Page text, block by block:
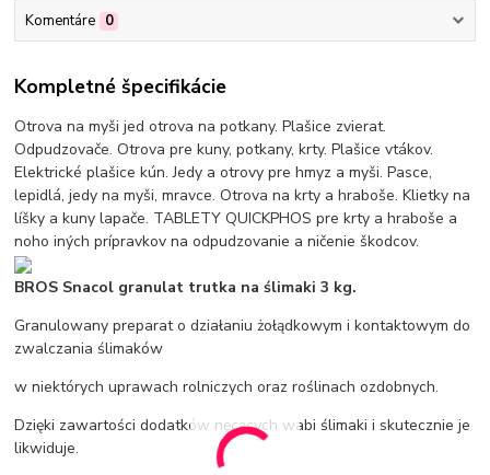
Komentáre 0
Kompletné špecifikácie
Otrova na myši jed otrova na potkany. Plašice zvierat.
Odpudzovače. Otrova pre kuny, potkany, krty. Plašice vtákov.
Elektrické plašice kún. Jedy a otrovy pre hmyz a myši. Pasce,
lepidlá, jedy na myši, mravce. Otrova na krty a hraboše. Klietky na
líšky a kuny lapače. TABLETY QUICKPHOS pre krty a hraboše a
noho iných prípravkov na odpudzovanie a ničenie škodcov.
BROS Snacol granulat trutka na ślimaki 3 kg.
Granulowany preparat o działaniu żołądkowym i kontaktowym do
zwalczania ślimaków
w niektórych uprawach rolniczych oraz roślinach ozdobnych.
Dzięki zawartości dodatków nęcących wabi ślimaki i skutecznie je
likwiduje.